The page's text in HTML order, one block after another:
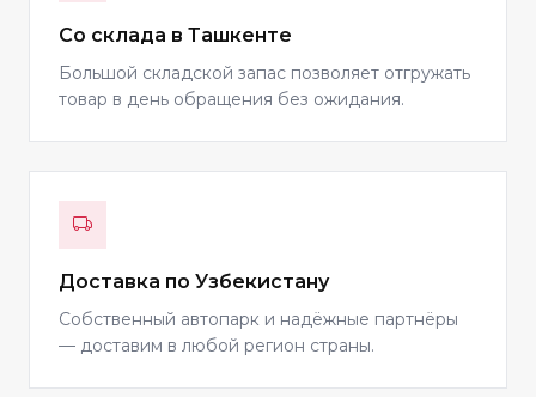
Со склада в Ташкенте
Большой складской запас позволяет отгружать
товар в день обращения без ожидания.
Доставка по Узбекистану
Собственный автопарк и надёжные партнёры
— доставим в любой регион страны.